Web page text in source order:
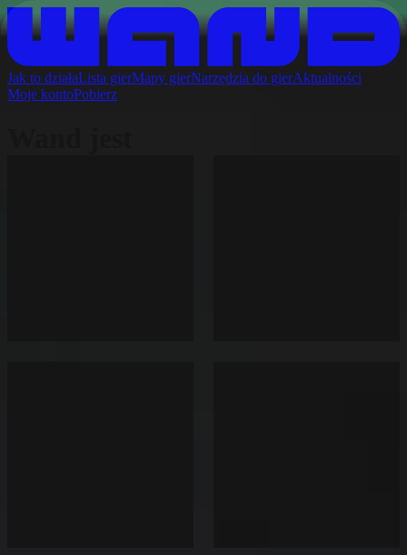
Jak to działaLista gierMapy gierNarzędzia do gierAktualności
Moje kontoPobierz